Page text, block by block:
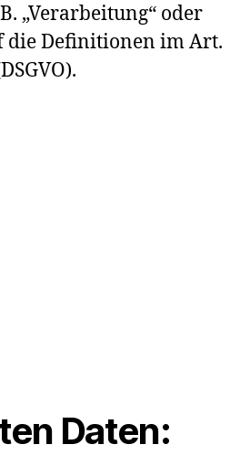
„Verarbeitung“ oder
die Definitionen im Art.
Daten: